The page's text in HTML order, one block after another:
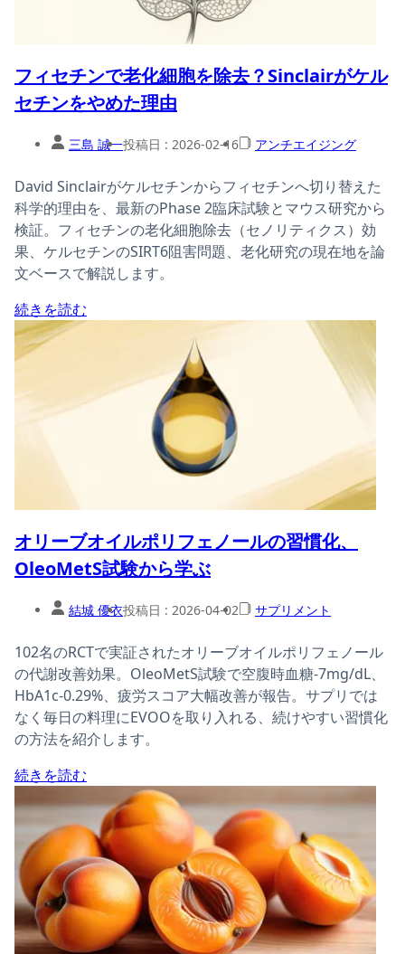
フィセチンで老化細胞を除去？Sinclairがケル
セチンをやめた理由
三島 誠一投稿日 : 2026-02-16 アンチエイジング
David Sinclairがケルセチンからフィセチンへ切り替えた
科学的理由を、最新のPhase 2臨床試験とマウス研究から
検証。フィセチンの老化細胞除去（セノリティクス）効
果、ケルセチンのSIRT6阻害問題、老化研究の現在地を論
文ベースで解説します。
続きを読む
オリーブオイルポリフェノールの習慣化、
OleoMetS試験から学ぶ
結城 優衣投稿日 : 2026-04-02 サプリメント
102名のRCTで実証されたオリーブオイルポリフェノール
の代謝改善効果。OleoMetS試験で空腹時血糖-7mg/dL、
HbA1c-0.29%、疲労スコア大幅改善が報告。サプリでは
なく毎日の料理にEVOOを取り入れる、続けやすい習慣化
の方法を紹介します。
続きを読む